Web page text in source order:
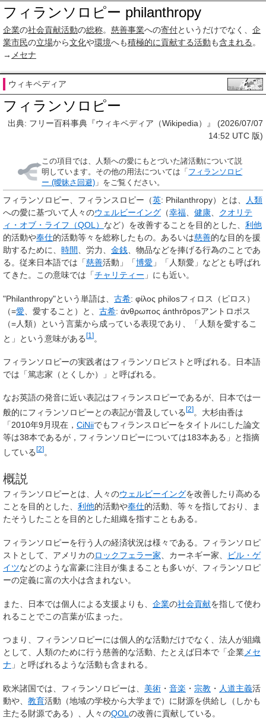
フィランソロピー philanthropy
企業の社会貢献活動の総称。 慈善事業への寄付というだけでなく、 企
業市民の立場から文化や環境へも積極的に貢献する活動も含まれる 。
→ メセナ
ウィキペディア
フィランソロピー
出典: フリー百科事典『ウィキペディア（Wikipedia）』 (2026/07/07
14:52 UTC 版)
この項目では、人類への愛にもとづいた諸活動について説
明しています。その他の用法については「 フィランソロピ
ー (曖昧さ回避) 」をご覧ください。
フィランソロピー、フィランスロピー （英: Philanthropy）とは、
人類
への愛に基づいて人々のウェルビーイング （幸福 健康
クオリテ
ィ・オブ・ライフ（QOL） など）を改善することを目的とした、 利他
的活動や奉仕的活動等々を総称したもの。あるいは慈善的な目的を援
助するために、 時間 、労力、 金銭 、物品などを捧げる行為のことであ
る。従来日本語では「慈善活動 」「博愛 」「 人類愛 」などとも呼ばれ
てきた。この意味では「チャリティー 」にも近い。
"Philanthropy"という単語は、 古希: φίλος philosフィロス（ピロス）
（=愛 、愛すること）と、 古希: άνθρωπος ánthrōposアントロポス
（=人類）という言葉から成っている表現であり、「人類を愛するこ
と」という意味がある[1 ]
フィランソロピーの実践者はフィランソロピスト と呼ばれる。日本語
では「篤志家 （とくしか）」と呼ばれる。
なお英語の発音に近い表記はフィランスロピーであるが、日本では一
般的にフィランソロピーとの表記が普及している [2] 。大杉由香は
「2010年9月現在， CiNiiでもフィランスロピーをタイトルにした論文
等は38本であるが，フィランソロピーについては183本ある」と指摘
している[2]。
概説
フィランソロピーとは、人々のウェルビーイングを改善したり高める
ことを目的とした、 利他的活動や奉仕的活動、等々を指しており、ま
たそうしたことを目的とした組織を指すこともある。
フィランソロピーを行う人の経済状況は様々である。フィランソロピ
ストとして、アメリカのロックフェラー家 、カーネギー家、
ビル・ゲ
イツなどのような富豪に注目が集まることも多いが、フィランソロピ
ーの定義に富の大小は含まれない。
また、日本では個人による支援よりも、 企業の社会貢献を指して使わ
れることでこの言葉が広まった。
つまり、フィランソロピーには個人的な活動だけでなく、法人が組織
として、人類のために行う慈善的な活動、たとえば日本で「企業 メセ
ナ 」と呼ばれるような活動も含まれる。
欧米諸国では、フィランソロピーは、 美術 ・ 音楽 ・ 宗教 ・ 人道主義活
動や、 教育活動（地域の学校から大学まで）に財源を供給し（しかも
主たる財源である）、人々のQOL の改善に貢献している。